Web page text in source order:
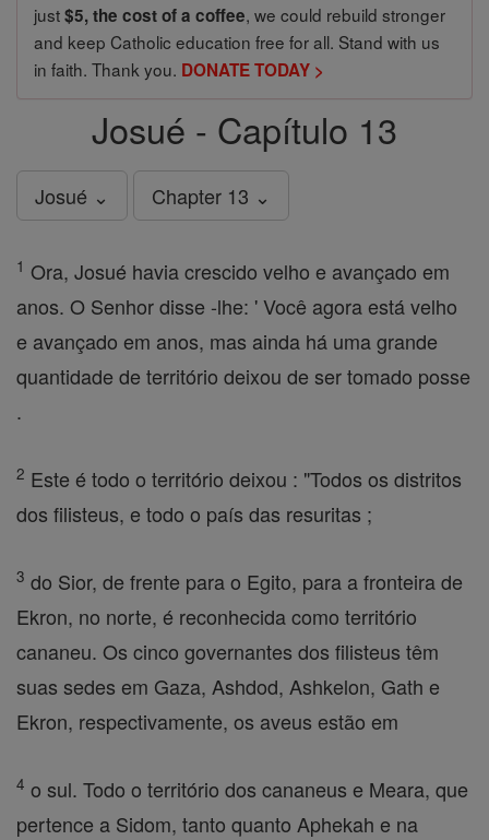
just$5, the cost of a coffee, we could rebuild stronger
and keep Catholic education free for all. Stand with us
in faith. Thank you. DONATE TODAY >
Josué - Capítulo 13
Josué ⌄ Chapter 13 ⌄
1 Ora, Josué havia crescido velho e avançado em
anos. O Senhor disse -lhe: ' Você agora está velho
e avançado em anos, mas ainda há uma grande
quantidade de território deixou de ser tomado posse
.
2 Este é todo o território deixou : "Todos os distritos
dos filisteus, e todo o país das resuritas ;
3 do Sior, de frente para o Egito, para a fronteira de
Ekron, no norte, é reconhecida como território
cananeu. Os cinco governantes dos filisteus têm
suas sedes em Gaza, Ashdod, Ashkelon, Gath e
Ekron, respectivamente, os aveus estão em
4 o sul. Todo o território dos cananeus e Meara, que
pertence a Sidom, tanto quanto Aphekah e na